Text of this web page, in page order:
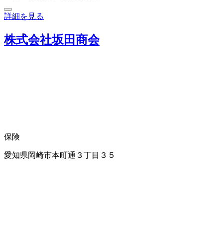
詳細を見る
株式会社坂田商会
保険
愛知県岡崎市本町通３丁目３５